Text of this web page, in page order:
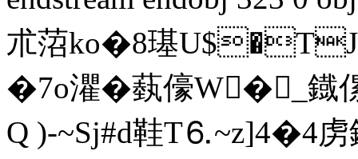
朮菬ko�8璂
�7o灈�蓺儫W�_鐡
Q )-~Sj#d鞋T⒍~z]4�4